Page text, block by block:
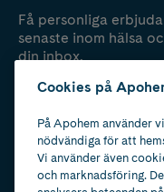
Få personliga
senaste inom hälsa
din inbox.
Cookies på
På Apohem använder
nödvändiga för att
Vi använder även
och marknadsföring.